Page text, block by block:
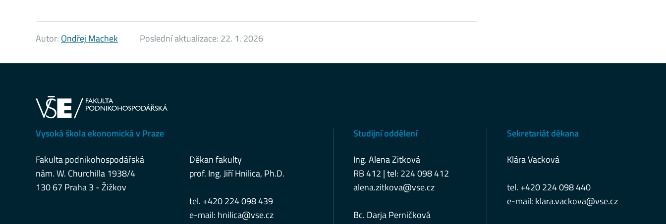
Autor: Ondřej Machek Poslední aktualizace: 22. 1. 2026
Vysoká škola ekonomická v Praze
Fakulta podnikohospodářská
nám. W. Churchilla 1938/4
130 67 Praha 3 - Žižkov
Děkan fakulty
prof. Ing. Jiří Hnilica, Ph.D.
tel. +420 224 098 439
e-mail: hnilica@vse.cz
Studijní oddělení
Ing. Alena Zitková
RB 412 | tel: 224 098 412
alena.zitkova@vse.cz
Bc. Darja Perničková
Sekretariát děkana
Klára Vacková
tel. +420 224 098 440
e-mail: klara.vackova@vse.cz